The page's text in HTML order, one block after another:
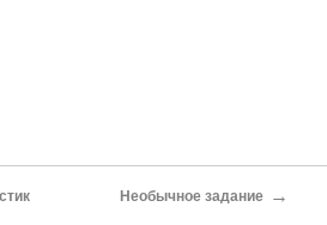
Необычное задание →